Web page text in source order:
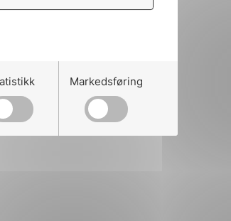
Markedsføring